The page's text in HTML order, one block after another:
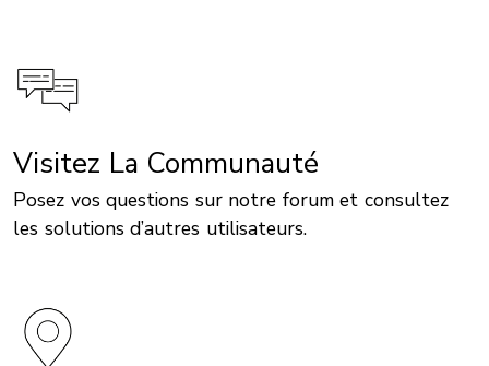
Visitez La Communauté
Posez vos questions sur notre forum et consultez
les solutions d’autres utilisateurs.